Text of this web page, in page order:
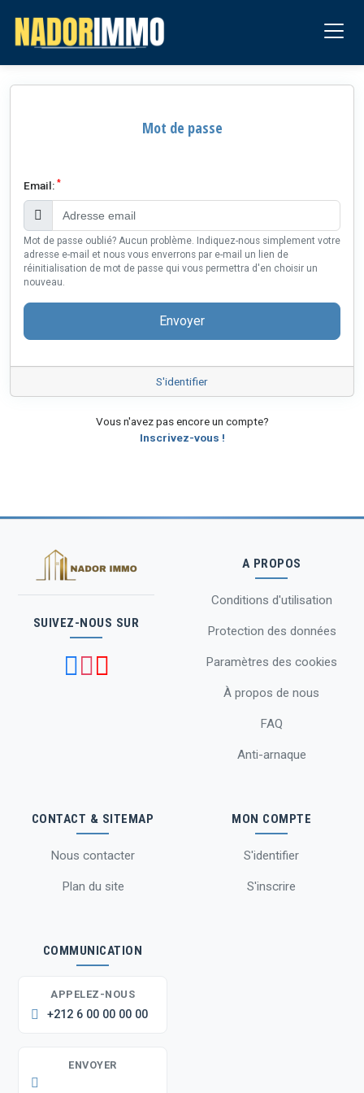
Mot de passe
Email: *
Mot de passe oublié? Aucun problème. Indiquez-nous simplement votre
adresse e-mail et nous vous enverrons par e-mail un lien de
réinitialisation de mot de passe qui vous permettra d'en choisir un
nouveau.
Envoyer
S'identifier
Vous n'avez pas encore un compte?
Inscrivez-vous !
SUIVEZ-NOUS SUR
A PROPOS
Conditions d'utilisation
Protection des données
Paramètres des cookies
À propos de nous
FAQ
Anti-arnaque
CONTACT & SITEMAP
Nous contacter
Plan du site
MON COMPTE
S'identifier
S'inscrire
COMMUNICATION
APPELEZ-NOUS
+212 6 00 00 00 00
ENVOYER